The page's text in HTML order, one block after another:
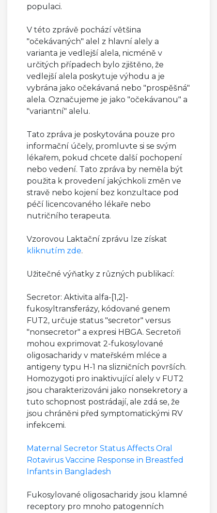
populaci.
V této zprávě pochází většina
"očekávaných" alel z hlavní alely a
varianta je vedlejší alela, nicméně v
určitých případech bylo zjištěno, že
vedlejší alela poskytuje výhodu a je
vybrána jako očekávaná nebo "prospěšná"
alela. Označujeme je jako "očekávanou" a
"variantní" alelu.
Tato zpráva je poskytována pouze pro
informační účely, promluvte si se svým
lékařem, pokud chcete další pochopení
nebo vedení. Tato zpráva by neměla být
použita k provedení jakýchkoli změn ve
stravě nebo kojení bez konzultace pod
péčí licencovaného lékaře nebo
nutričního terapeuta.
Vzorovou Laktační zprávu lze získat
kliknutím zde.
Užitečné výňatky z různých publikací:
Secretor: Aktivita alfa-[1,2]-
fukosyltransferázy, kódované genem
FUT2, určuje status "secretor" versus
"nonsecretor" a expresi HBGA. Secretoři
mohou exprimovat 2-fukosylované
oligosacharidy v mateřském mléce a
antigeny typu H-1 na slizničních površích.
Homozygoti pro inaktivující alely v FUT2
jsou charakterizováni jako nonsekretory a
tuto schopnost postrádají, ale zdá se, že
jsou chráněni před symptomatickými RV
infekcemi.
Maternal Secretor Status Affects Oral
Rotavirus Vaccine Response in Breastfed
Infants in Bangladesh
Fukosylované oligosacharidy jsou klamné
receptory pro mnoho patogenních